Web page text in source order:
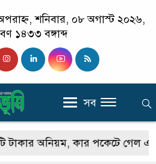
শনিবার, ০৮ অগাস্ট ২০২৬,
১৪৩৩ বঙ্গাব্দ
সব
অনিয়ম, কার পকেটে গেল এত